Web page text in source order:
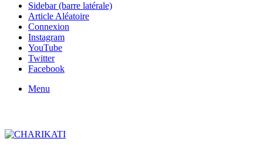
Sidebar (barre latérale)
Article Aléatoire
Connexion
Instagram
YouTube
Twitter
Facebook
Menu